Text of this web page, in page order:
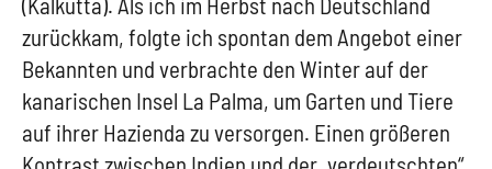
zurückkam, folgte ich spontan dem Angebot einer
Bekannten und verbrachte den Winter auf der
kanarischen Insel La Palma, um Garten und Tiere
auf ihrer Hazienda zu versorgen. Einen größeren
Kontrast zwischen Indien und der „verdeutschten“